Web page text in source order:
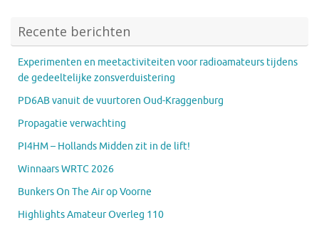
Recente berichten
Experimenten en meetactiviteiten voor radioamateurs tijdens
de gedeeltelijke zonsverduistering
PD6AB vanuit de vuurtoren Oud-Kraggenburg
Propagatie verwachting
PI4HM – Hollands Midden zit in de lift!
Winnaars WRTC 2026
Bunkers On The Air op Voorne
Highlights Amateur Overleg 110